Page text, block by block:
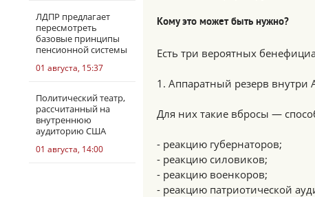
ЛДПР предлагает
пересмотреть
базовые принципы
пенсионной системы
01 августа, 15:37
Политический театр,
рассчитанный на
внутреннюю
аудиторию США
01 августа, 14:00
Кому это может быть нужно?
Есть три вероятных
1. Аппаратный резерв внутри
Для них такие вбросы —
- реакцию губернаторов;
- реакцию силовиков;
- реакцию военкоров;
- реакцию патриотической